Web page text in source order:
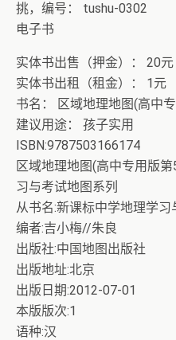
挑，编号： tushu-0302
电子书
实体书出售（押金）： 20元
实体书出租（租金）： 1元
书名： 区域地理地图(高中
建议用途： 孩子实用
ISBN:9787503166174
区域地理地图(高中专用版
习与考试地图系列
从书名:新课标中学地理学习
编者:吉小梅//朱良
出版社:中国地图出版社
出版地址:北京
出版日期:2012-07-01
本版版次:1
语种:汉